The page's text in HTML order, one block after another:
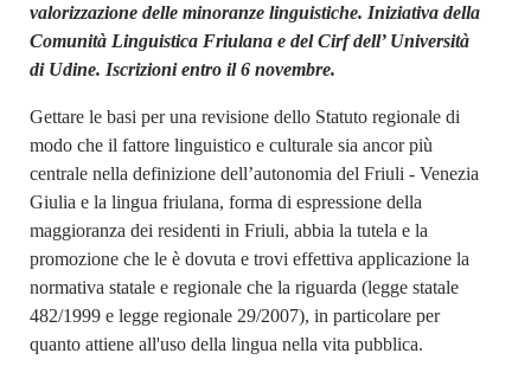
valorizzazione delle minoranze linguistiche. Iniziativa della
Comunità Linguistica Friulana e del Cirf dell’ Università
di Udine. Iscrizioni entro il 6 novembre.
Gettare le basi per una revisione dello Statuto regionale di
modo che il fattore linguistico e culturale sia ancor più
centrale nella definizione dell’autonomia del Friuli ­- Venezia
Giulia e la lingua friulana, forma di espressione della
maggioranza dei residenti in Friuli, abbia la tutela e la
promozione che le è dovuta e trovi effettiva applicazione la
normativa statale e regionale che la riguarda (legge statale
482/1999 e legge regionale 29/2007), in particolare per
quanto attiene all'uso della lingua nella vita pubblica.